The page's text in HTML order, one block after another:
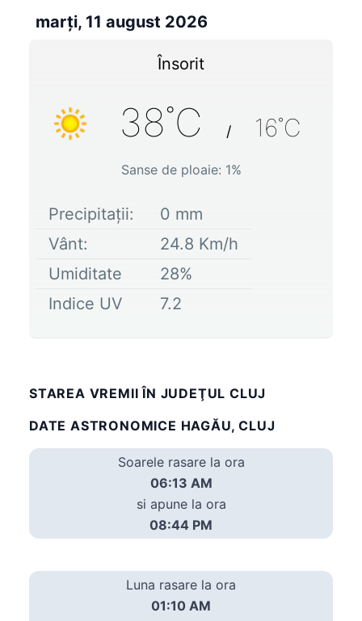
marți, 11 august 2026
Însorit
38˚C / 16˚C
Sanse de ploaie: 1%
Precipitații: 0 mm
Vânt:
24.8 Km/h
Umiditate
28%
Indice UV
7.2
STAREA VREMII ÎN JUDEŢUL CLUJ
DATE ASTRONOMICE HAGĂU, CLUJ
Soarele rasare la ora
06:13 AM
si apune la ora
08:44 PM
Luna rasare la ora
01:10 AM